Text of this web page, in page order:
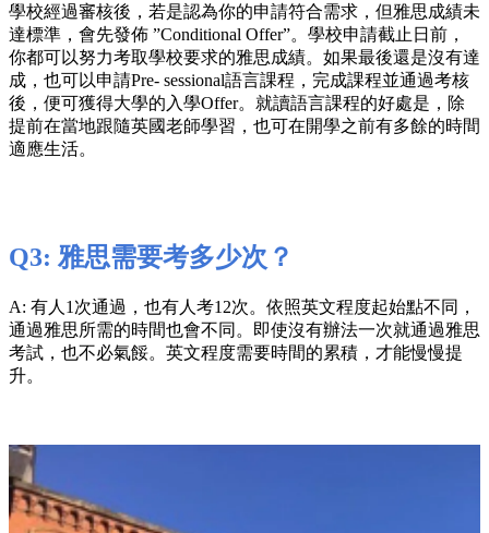
學校經過審核後，若是認為你的申請符合需求，但雅思成績未
達標準，會先發佈 ”Conditional Offer”。學校申請截止日前，
你都可以努力考取學校要求的雅思成績。如果最後還是沒有達
成，也可以申請Pre- sessional語言課程，完成課程並通過考核
後，便可獲得大學的入學Offer。就讀語言課程的好處是，除
提前在當地跟隨英國老師學習，也可在開學之前有多餘的時間
適應生活。
Q3: 雅思需要考多少次？
A: 有人1次通過，也有人考12次。依照英文程度起始點不同，
通過雅思所需的時間也會不同。即使沒有辦法一次就通過雅思
考試，也不必氣餒。英文程度需要時間的累積，才能慢慢提
升。